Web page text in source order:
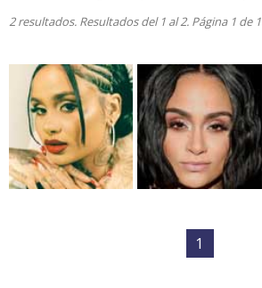
2 resultados. Resultados del 1 al 2. Página 1 de 1
1